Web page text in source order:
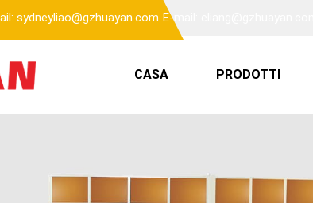
sydneyliao@gzhuayan.com E-mail: eliang@gzhuayan.com
CASA PRODOTTI